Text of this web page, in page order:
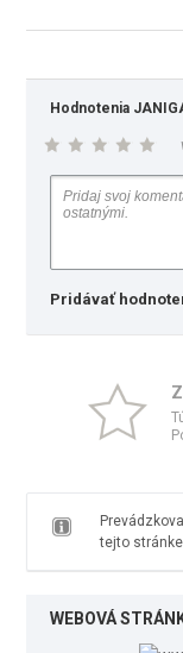
Hodnotenia
Pridávať
tejto
WEBOVÁ